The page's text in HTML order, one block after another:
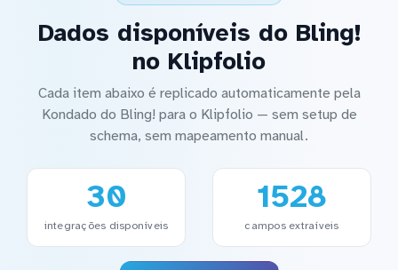
Dados disponíveis do Bling!
no Klipfolio
Cada item abaixo é replicado automaticamente pela
Kondado do Bling! para o Klipfolio — sem setup de
schema, sem mapeamento manual.
30
integrações disponíveis
1528
campos extraíveis